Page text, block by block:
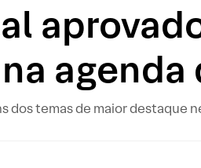
dos temas de maior destaque